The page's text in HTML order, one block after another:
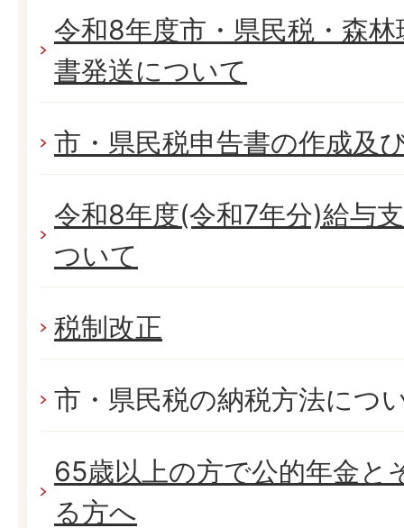
令和8年度市・県民税・森
書発送について
市・県民税申告書の作成及
令和8年度(令和7年分)給与
ついて
税制改正
市・県民税の納税方法につ
65歳以上の方で公的年金と
る方へ